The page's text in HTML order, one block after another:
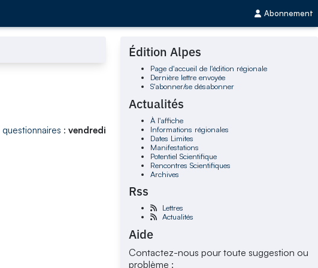
Abonnement
questionnaires : vendredi
Édition Alpes
Page d'accueil de l'édition régionale
Dernière lettre envoyée
S'abonner/se désabonner
Actualités
À l'affiche
Informations régionales
Dates Limites
Manifestations
Potentiel Scientifique
Rencontres Scientifiques
Archives
Rss
Lettres
Actualités
Aide
Contactez-nous pour toute suggestion ou
problème :